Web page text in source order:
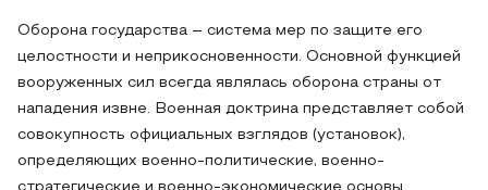
Оборона государства – система мер по защите его
целостности и неприкосновенности. Основной функцией
вооруженных сил всегда являлась оборона страны от
нападения извне. Военная доктрина представляет собой
совокупность официальных взглядов (установок),
определяющих военно-политические, военно-